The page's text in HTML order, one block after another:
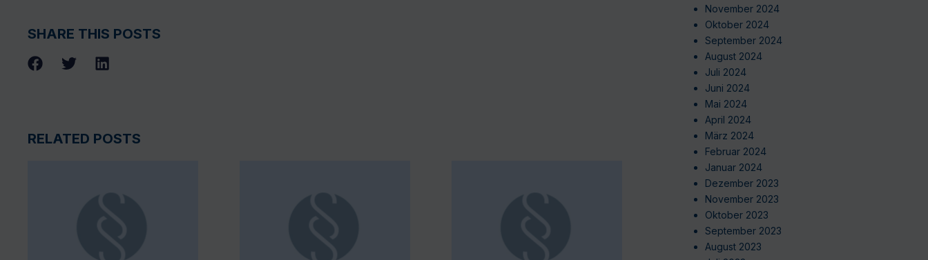
SHARE THIS POSTS
RELATED POSTS
November 2024
Oktober 2024
September 2024
August 2024
Juli 2024
Juni 2024
Mai 2024
April 2024
März 2024
Februar 2024
Januar 2024
Dezember 2023
November 2023
Oktober 2023
September 2023
August 2023